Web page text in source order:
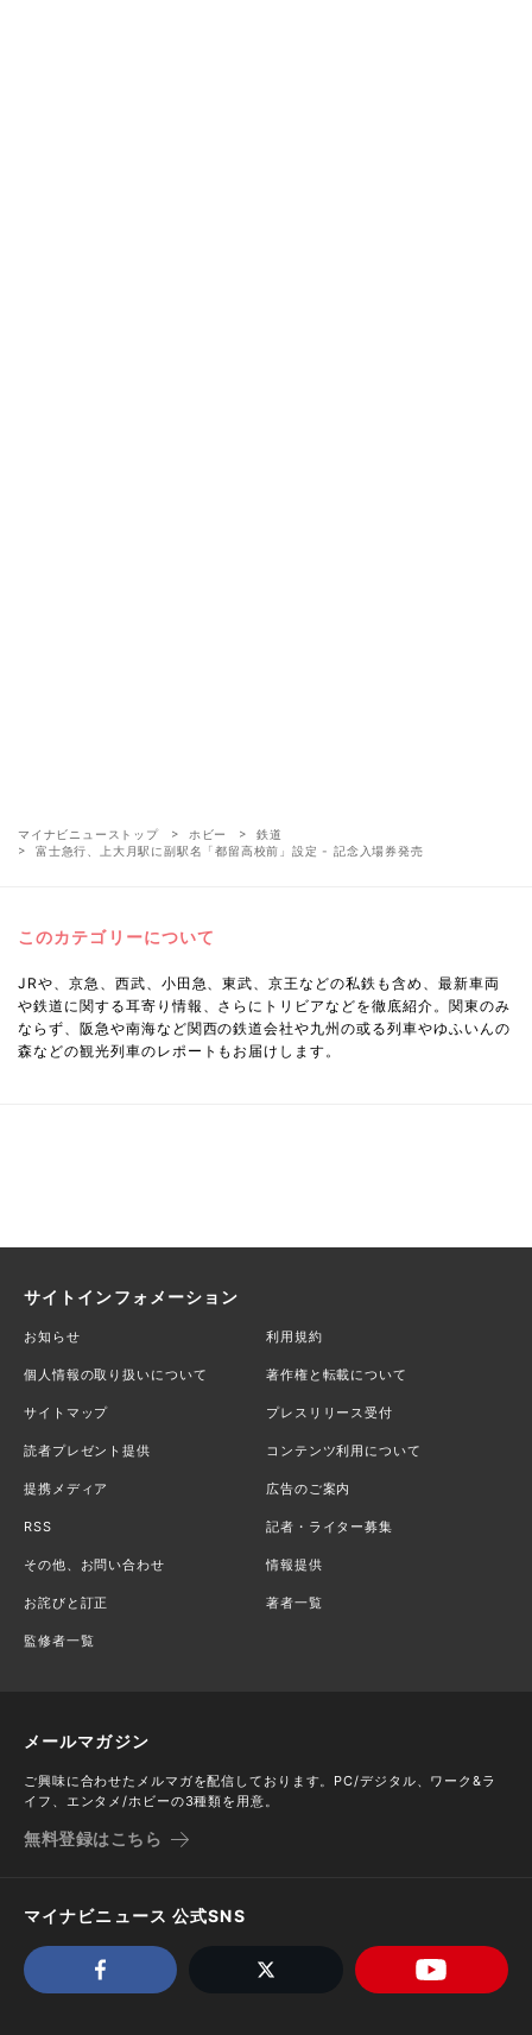
マイナビニューストップ ホビー
鉄道
富士急行、上大月駅に副駅名「都留高校前」設定 - 記念入場券発売
このカテゴリーについて
JRや、京急、西武、小田急、東武、京王などの私鉄も含め、最新車両
や鉄道に関する耳寄り情報、さらにトリビアなどを徹底紹介。関東のみ
ならず、阪急や南海など関西の鉄道会社や九州の或る列車やゆふいんの
森などの観光列車のレポートもお届けします。
サイトインフォメーション
お知らせ 利用規約
個人情報の取り扱いについて 著作権と転載について
サイトマップ プレスリリース受付
読者プレゼント提供 コンテンツ利用について
提携メディア 広告のご案内
RSS 記者・ライター募集
その他、お問い合わせ 情報提供
お詫びと訂正 著者一覧
監修者一覧
メールマガジン
ご興味に合わせたメルマガを配信しております。PC/デジタル、ワーク&ラ
イフ、エンタメ/ホビーの3種類を用意。
無料登録はこちら
マイナビニュース 公式SNS